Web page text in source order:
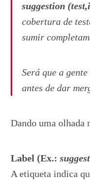
suggestion
cobertura de
sumir
Será que a
antes de dar
Dando uma olhada
Label (Ex.:
A etiqueta indica